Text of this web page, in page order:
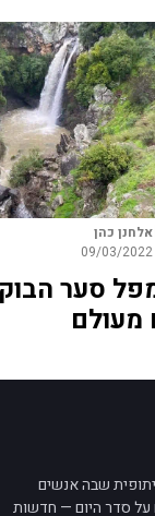
אלחנן כהן
09/03/2022
סער
מעולם
שבה אנשים
על סדר היום — חדשות